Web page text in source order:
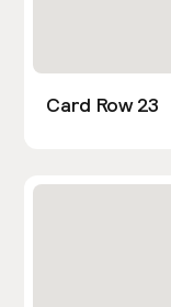
Card Row 23